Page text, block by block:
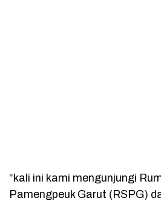
“kali ini kami mengunjungi
Pamengpeuk Garut (RSPG)